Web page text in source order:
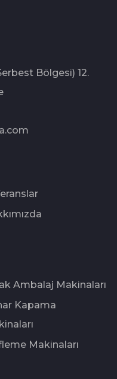
Bölgesi) 12.⁠
Ambalaj Makinaları
Kapama
Makinaları